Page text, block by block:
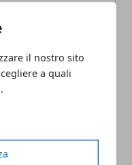
il nostro sito
a quali